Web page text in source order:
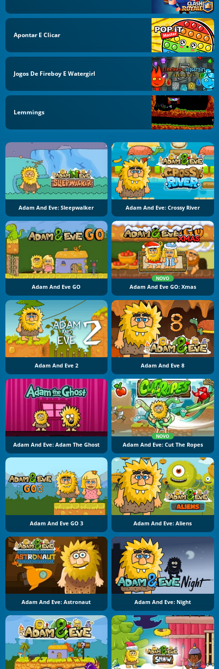
Apontar E Clicar
Jogos De Fireboy E Watergirl
Lemmings
Adam And Eve: Sleepwalker Adam And Eve: Crossy River
Adam And Eve GO
NOVO
Adam And Eve GO: Xmas
Adam And Eve 2 Adam And Eve 8
Adam And Eve: Adam The Ghost
NOVO
Adam And Eve: Cut The Ropes
Adam And Eve GO 3 Adam And Eve: Aliens
Adam And Eve: Astronaut Adam And Eve: Night